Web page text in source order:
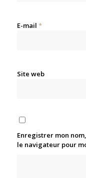
E-mail *
Site web
Enregistrer mon
le navigateur pour